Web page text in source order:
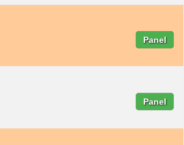
Panel
Panel